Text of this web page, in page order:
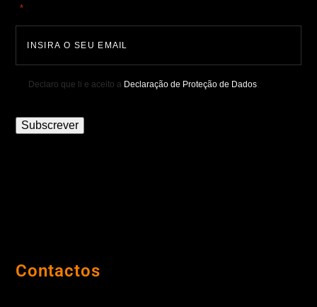
"*
Declaro que li e aceito a Declaração de Proteção de Dados
Subscrever
Contactos